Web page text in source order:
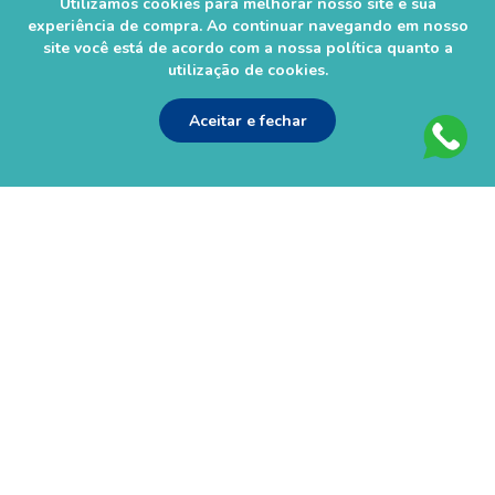
experiência de compra. Ao continuar navegando em nosso
site você está de acordo com a nossa política quanto a
utilização de cookies.
Aceitar e fechar
automedicação e não substituem, em hipótese alguma, as orientações
dadas pelo profissional da área médica. Somente o médico está apto a
diagnosticar qualquer problema de saúde e prescrever o tratamento